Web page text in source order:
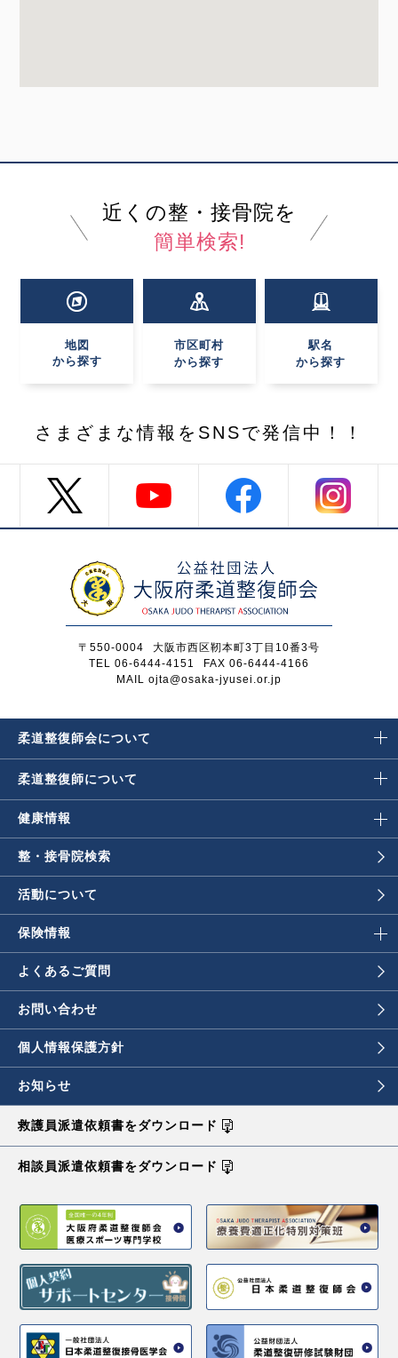
近くの整・接骨院を
簡単検索!
地図
から探す
市区町村
から探す
駅名
から探す
さまざまな情報を SNSで発信中！！
〒550-0004
大阪市西区靭本町3丁目10番3号
TEL 06-6444-4151
FAX 06-6444-4166
MAIL ojta@osaka-jyusei.or.jp
柔道整復師会について
柔道整復師について
健康情報
整・接骨院検索
活動について
保険情報
よくあるご質問
お問い合わせ
個人情報保護方針
お知らせ
救護員派遣依頼書をダウンロード
相談員派遣依頼書をダウンロード